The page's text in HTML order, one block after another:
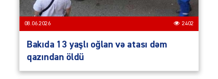
08.06.2026 2402
Bakıda 13 yaşlı oğlan və atası dəm
qazından öldü